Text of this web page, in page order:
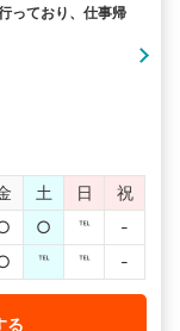
っており、仕事帰
土 日
祝
○ ℡
-
℡ ℡ -
る